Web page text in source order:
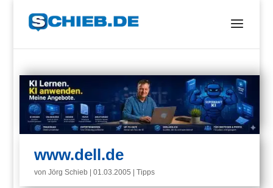
www.dell.de
vonJörg Schieb |01.03.2005 |Tipps